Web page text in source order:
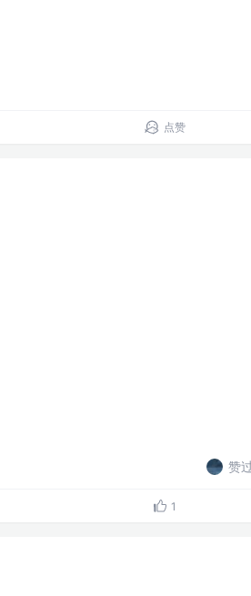
点赞
赞
1